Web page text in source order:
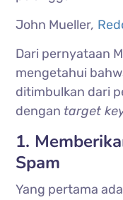
John Mueller,
Dari pernyataan
mengetahui
ditimbulkan dari
dengan target
1.
Spam
Yang pertama